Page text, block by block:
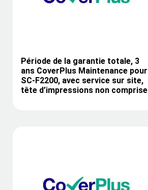
Période de la garantie totale, 3
ans CoverPlus Maintenance pour
SC-F2200, avec service sur site,
tête d’impressions non comprise